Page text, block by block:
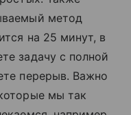
метод
на 25 минут, в
задачу с полной
перерыв. Важно
мы так